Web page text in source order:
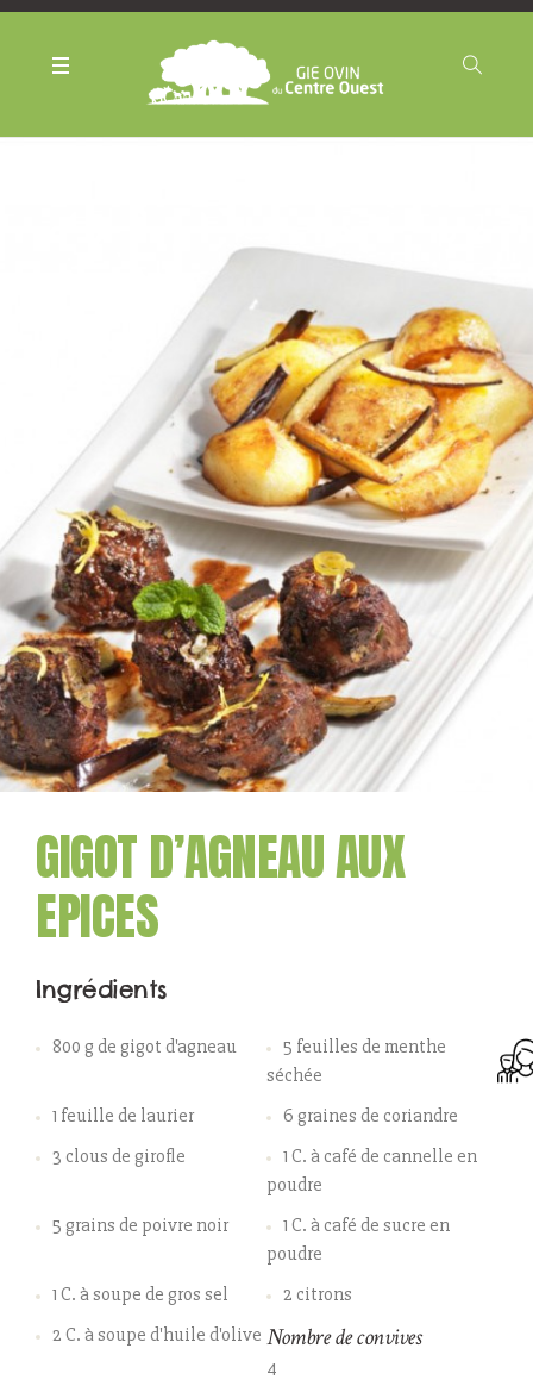
GIGOT D’AGNEAU AUX
EPICES
Ingrédients
800 g de gigot d'agneau
5 feuilles de menthe
séchée
1 feuille de laurier
6 graines de coriandre
3 clous de girofle
1 C. à café de cannelle en
poudre
5 grains de poivre noir
1 C. à café de sucre en
poudre
1 C. à soupe de gros sel
2 citrons
2 C. à soupe d'huile d'olive Nombre de convives
4
Panneau de gestion des cookies